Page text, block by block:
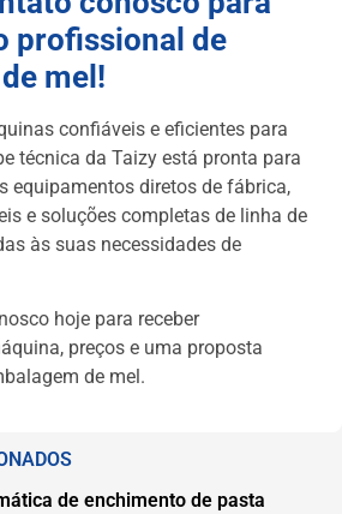
profissional de
mel!
confiáveis e eficientes para
técnica da Taizy está pronta para
equipamentos diretos de fábrica,
e soluções completas de linha de
às suas necessidades de
hoje para receber
preços e uma proposta
de mel.
de enchimento de pasta